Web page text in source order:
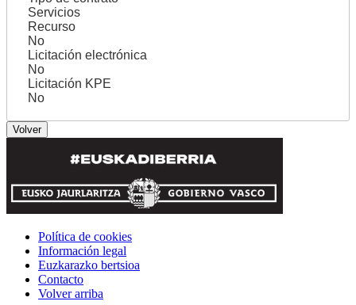
Servicios
Recurso
No
Licitación electrónica
No
Licitación KPE
No
Política de cookies
Información legal
Euzkarazko bertsioa
Contacto
Volver arriba